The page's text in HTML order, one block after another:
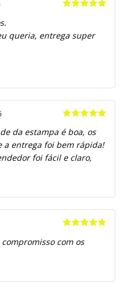
queria, entrega super
de 5
da estampa é boa, os
a entrega foi bem rápida!
foi fácil e claro,
de 5
com os